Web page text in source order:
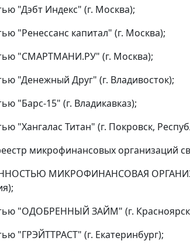
"Дэбт Индекс" (г. Москва);
"Ренессанс капитал" (г. Москва);
"СМАРТМАНИ.РУ" (г. Москва);
"Денежный Друг" (г. Владивосток);
"Барс-15" (г. Владикавказ);
"Хангалас Титан" (г. Покровск,
микрофинансовых организаций
МИКРОФИНАНСОВАЯ
"ОДОБРЕННЫЙ ЗАЙМ" (г.
"ГРЭЙТТРАСТ" (г. Екатеринбург);